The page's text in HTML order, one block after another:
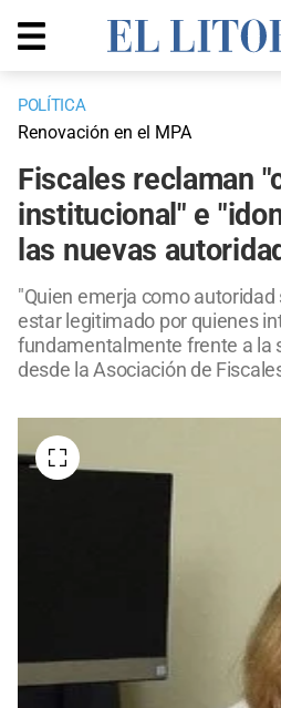
POLÍTICA
Renovación en el MPA
Fiscales reclaman
institucional" e
las nuevas
"Quien emerja como
estar legitimado por quienes
fundamentalmente frente a la
desde la Asociación de